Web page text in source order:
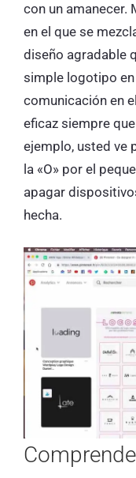
con un amanecer.
en el que se
diseño agradable
simple logotipo
comunicación en
eficaz siempre
ejemplo, usted ve
la «O» por el
apagar
hecha.